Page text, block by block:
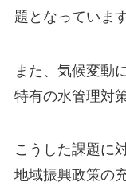
題となっています
また、気候変動
特有の水管理対
こうした課題に
地域振興政策の